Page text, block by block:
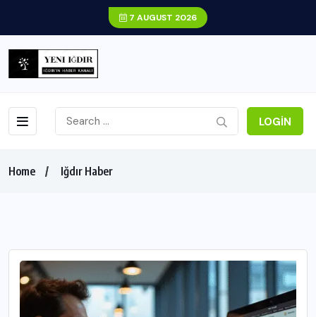
7 AUGUST 2026
LOGIN
Home Iğdır Haber